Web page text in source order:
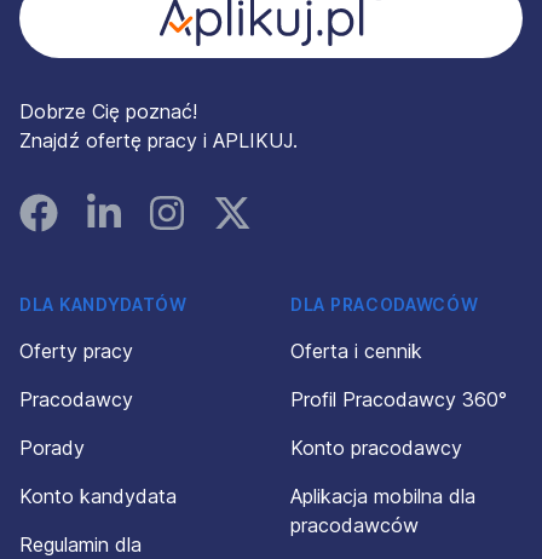
Dobrze Cię poznać!
Znajdź ofertę pracy i APLIKUJ.
FacebookLinked InInstagramInstagram
DLA KANDYDATÓW
Oferty pracy
Pracodawcy
Porady
Konto kandydata
Regulamin dla
DLA PRACODAWCÓW
Oferta i cennik
Profil Pracodawcy 360°
Konto pracodawcy
Aplikacja mobilna dla
pracodawców